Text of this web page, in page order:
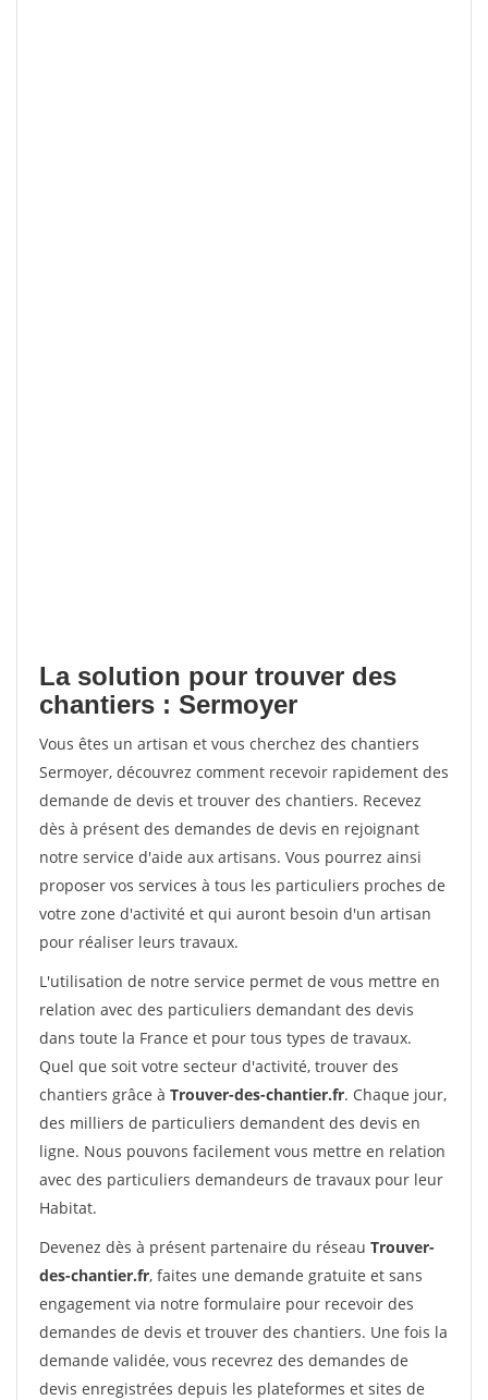
La solution pour trouver des
chantiers : Sermoyer
Vous êtes un artisan et vous cherchez des chantiers
Sermoyer, découvrez comment recevoir rapidement des
demande de devis et trouver des chantiers. Recevez
dès à présent des demandes de devis en rejoignant
notre service d'aide aux artisans. Vous pourrez ainsi
proposer vos services à tous les particuliers proches de
votre zone d'activité et qui auront besoin d'un artisan
pour réaliser leurs travaux.
L'utilisation de notre service permet de vous mettre en
relation avec des particuliers demandant des devis
dans toute la France et pour tous types de travaux.
Quel que soit votre secteur d'activité, trouver des
chantiers grâce à Trouver-des-chantier.fr. Chaque jour,
des milliers de particuliers demandent des devis en
ligne. Nous pouvons facilement vous mettre en relation
avec des particuliers demandeurs de travaux pour leur
Habitat.
Devenez dès à présent partenaire du réseau Trouver-
des-chantier.fr, faites une demande gratuite et sans
engagement via notre formulaire pour recevoir des
demandes de devis et trouver des chantiers. Une fois la
demande validée, vous recevrez des demandes de
devis enregistrées depuis les plateformes et sites de